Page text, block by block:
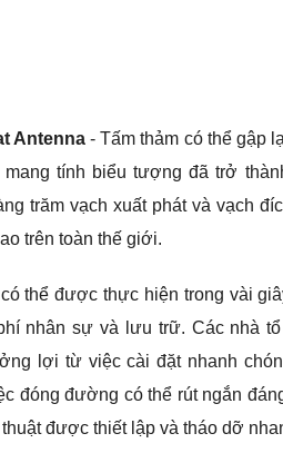
Antenna - Tấm thảm có thể gập
mang tính biểu tượng đã trở
trăm vạch xuất phát và vạch
trên toàn thế giới.
thể được thực hiện trong vài
nhân sự và lưu trữ. Các nhà
lợi từ việc cài đặt nhanh
đóng đường có thể rút ngắn
được thiết lập và tháo dỡ